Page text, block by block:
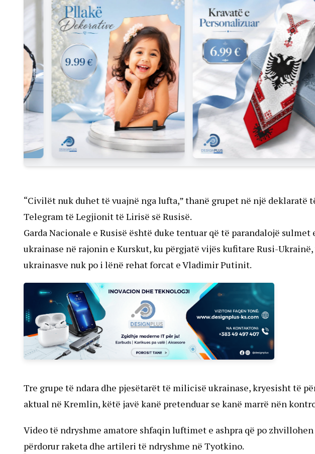
“Civilët nuk duhet të vuajnë nga lufta,” thanë grupet në një deklaratë
Telegram të Legjionit të Lirisë së Rusisë.
Garda Nacionale e Rusisë është duke tentuar që të parandalojë
ukrainase në rajonin e Kurskut, ku përgjatë vijës kufitare Rusi-
ukrainasve nuk po i lënë rehat forcat e Vladimir Putinit.
Tre grupe të ndara dhe pjesëtarët të milicisë ukrainase, kryesisht të
aktual në Kremlin, këtë javë kanë pretenduar se kanë marrë nën
Video të ndryshme amatore shfaqin luftimet e ashpra që po zhvillohen
përdorur raketa dhe artileri të ndryshme në Tyotkino.